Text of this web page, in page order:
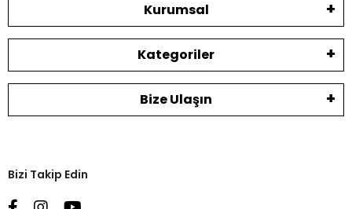
Kurumsal
Kategoriler
Bize Ulaşın
Bizi Takip Edin